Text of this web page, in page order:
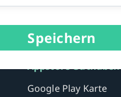
Speichern
Appstore Guthaben
Google Play Karte